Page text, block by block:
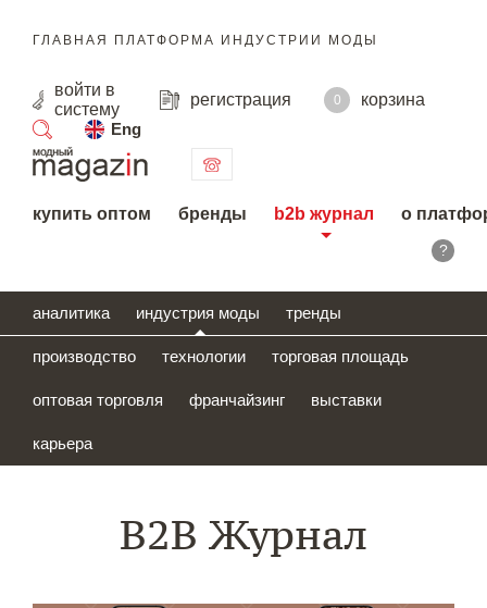
ГЛАВНАЯ ПЛАТФОРМА ИНДУСТРИИ МОДЫ
войти в
систему
регистрация 0
корзина
Eng
поиск
купить оптом бренды b2b журнал о
?
аналитика индустрия моды тренды
производство технологии торговая площадь
оптовая торговля франчайзинг выставки
карьера
B2B Журнал